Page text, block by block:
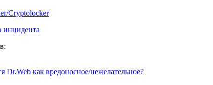
Cryptolocker
инцидента
Dr.Web как вредоносное/нежелательное?